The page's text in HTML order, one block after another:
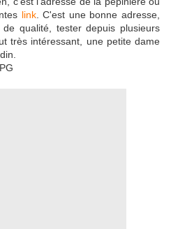
link. C'est une bonne adresse,
qualité, tester depuis plusieurs
très intéressant, une petite dame